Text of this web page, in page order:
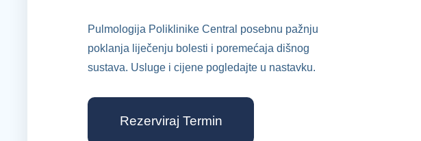
Pulmologija Poliklinike Central posebnu pažnju
poklanja liječenju bolesti i poremećaja dišnog
sustava. Usluge i cijene pogledajte u nastavku.
Rezerviraj Termin